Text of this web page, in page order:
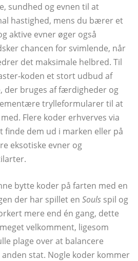
sundhed og evnen til at
hastighed, mens du bærer et
aktive evner øger også
chancen for svimlende, når
det maksimale helbred. Til
koden et stort udbud af
der bruges af færdigheder og
trylleformularer til at
Flere koder erhverves via
finde dem ud i marken eller på
eksotiske evner og
bytte koder på farten med en
der har spillet en Souls spil og
mere end én gang, dette
velkomment, ligesom
plage over at balancere
stat. Nogle koder kommer